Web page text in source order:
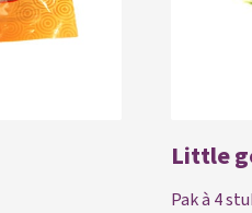
Little
Pak à 4